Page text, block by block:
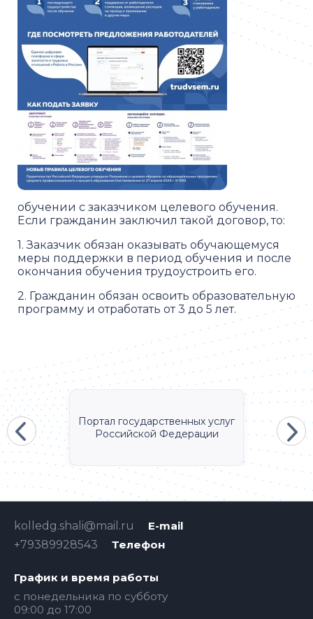
обучении с заказчиком целевого обучения.
Если гражданин заключил такой договор, то:
1. Заказчик обязан оказывать обучающемуся
меры поддержки в период обучения и после
окончания обучения трудоустроить его.
2. Гражданин обязан освоить образовательную
программу и отработать от 3 до 5 лет.
Портал государственных услуг
Российской Федерации
E-mail
kolledg.shali@mail.ru
Телефон
+79389928543
График и время работы
с понедельника по субботу
09:00 до 17:00